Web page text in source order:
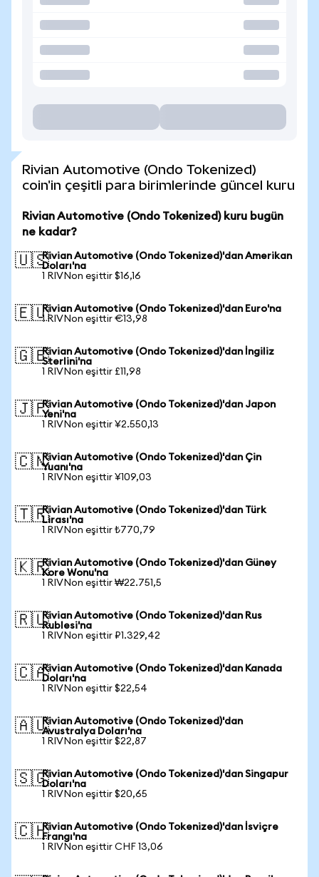
Rivian Automotive (Ondo Tokenized)
coin'in çeşitli para birimlerinde güncel kuru
Rivian Automotive (Ondo Tokenized) kuru bugün
ne kadar?
🇺🇸Rivian Automotive (Ondo Tokenized)'dan Amerikan
Doları'na
1 RIVNon eşittir $16,16
🇪🇺Rivian Automotive (Ondo Tokenized)'dan Euro'na
1 RIVNon eşittir €13,98
🇬🇧Rivian Automotive (Ondo Tokenized)'dan İngiliz
Sterlini'na
1 RIVNon eşittir £11,98
🇯🇵Rivian Automotive (Ondo Tokenized)'dan Japon
Yeni'na
1 RIVNon eşittir ¥2.550,13
🇨🇳Rivian Automotive (Ondo Tokenized)'dan Çin
Yuanı'na
1 RIVNon eşittir ¥109,03
🇹🇷Rivian Automotive (Ondo Tokenized)'dan Türk
Lirası'na
1 RIVNon eşittir ₺770,79
🇰🇷Rivian Automotive (Ondo Tokenized)'dan Güney
Kore Wonu'na
1 RIVNon eşittir ₩22.751,5
🇷🇺Rivian Automotive (Ondo Tokenized)'dan Rus
Rublesi'na
1 RIVNon eşittir ₽1.329,42
🇨🇦Rivian Automotive (Ondo Tokenized)'dan Kanada
Doları'na
1 RIVNon eşittir $22,54
🇦🇺Rivian Automotive (Ondo Tokenized)'dan
Avustralya Doları'na
1 RIVNon eşittir $22,87
🇸🇬Rivian Automotive (Ondo Tokenized)'dan Singapur
Doları'na
1 RIVNon eşittir $20,65
🇨🇭Rivian Automotive (Ondo Tokenized)'dan İsviçre
Frangı'na
1 RIVNon eşittir CHF 13,06